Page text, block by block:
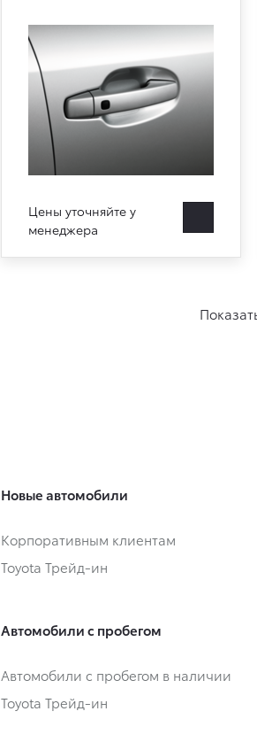
Цены уточняйте у
менеджера
Новые автомобили
Корпоративным клиентам
Toyota Трейд-ин
Автомобили с пробегом
Автомобили с пробегом в наличии
Toyota Трейд-ин